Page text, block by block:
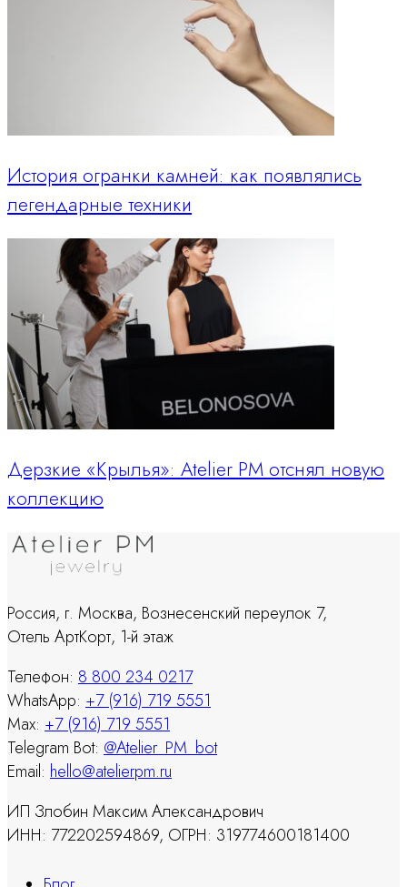
История огранки камней: как появлялись
легендарные техники
Дерзкие «Крылья»: Atelier PM отснял новую
коллекцию
Россия, г. Москва, Вознесенский переулок 7,
Отель АртКорт, 1-й этаж
Телефон: 8 800 234 0217
WhatsApp: +7 (916) 719 5551
Max: +7 (916) 719 5551
Telegram Bot: @Atelier_PM_bot
Email: hello@atelierpm.ru
ИП Злобин Максим Александрович
ИНН: 772202594869, ОГРН: 319774600181400